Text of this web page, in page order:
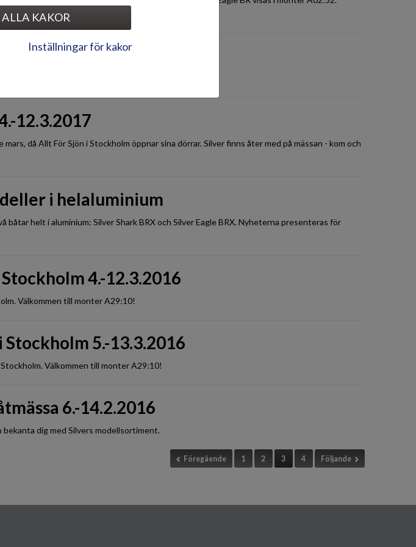
båtmässa 4.-12.2.2017
12.3.2017
då Allt För Sjön i Stockholm öppnar sina dörrar. Silver finns åter med på mässan - kom och
i helaluminium
båtar helt i aluminium: Silver Shark BRX och Silver Eagle BRX. Nyheterna presenteras för
4.-12.3.2016
Välkommen till monter A29:10!
5.-13.3.2016
Välkommen till monter A29:10!
6.-14.2.2016
dig med Silvers modellsortiment.
Föregående 1 2 3 4 Följande
KAKOR
Inställningar för kakor